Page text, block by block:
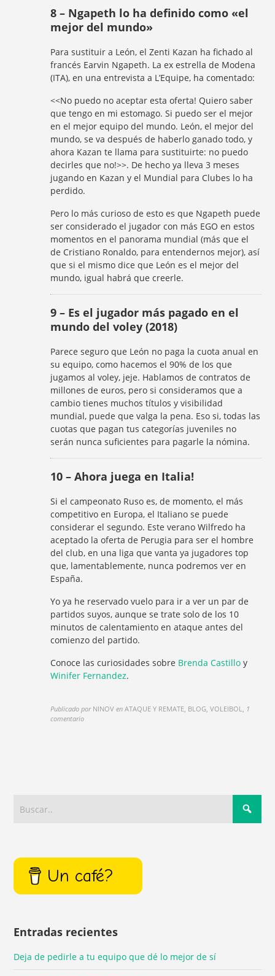
8 – Ngapeth lo ha definido como «el
mejor del mundo»
Para sustituir a León, el Zenti Kazan ha fichado al
francés Earvin Ngapeth. La ex estrella de Modena
(ITA), en una entrevista a L’Equipe, ha comentado:
<<No puedo no aceptar esta oferta! Quiero saber
que tengo en mi estomago. Si puedo ser el mejor
en el mejor equipo del mundo. León, el mejor del
mundo, se va después de haberlo ganado todo, y
ahora Kazan te llama para sustituirte: no puedo
decirles que no!>>. De hecho ya lleva 3 meses
jugando en Kazan y el Mundial para Clubes lo ha
perdido.
Pero lo más curioso de esto es que Ngapeth puede
ser considerado el jugador con más EGO en estos
momentos en el panorama mundial (más que el
de Cristiano Ronaldo, para entendernos mejor), así
que si el mismo dice que León es el mejor del
mundo, igual habrá que creerle.
9 – Es el jugador más pagado en el
mundo del voley (2018)
Parece seguro que León no paga la cuota anual en
su equipo, como hacemos el 90% de los que
jugamos al voley, jeje. Hablamos de contratos de
millones de euros, pero si consideramos que a
cambio tienes muchos títulos y visibilidad
mundial, puede que valga la pena. Eso si, todas las
cuotas que pagan tus categorías juveniles no
serán nunca suficientes para pagarle la nómina.
10 – Ahora juega en Italia!
Si el campeonato Ruso es, de momento, el más
competitivo en Europa, el Italiano se puede
considerar el segundo. Este verano Wilfredo ha
aceptado la oferta de Perugia para ser el hombre
del club, en una liga que vanta ya jugadores top
que, lamentablemente, nunca podremos ver en
España.
Yo ya he reservado vuelo para ir a ver un par de
partidos suyos, aunque se trate solo de los 10
minutos de calentamiento en ataque antes del
comienzo del partido.
Conoce las curiosidades sobre Brenda Castillo y
Winifer Fernandez.
Publicado por NINOV en ATAQUE Y REMATE, BLOG, VOLEIBOL, 1
comentario
Un café?
Entradas recientes
Deja de pedirle a tu equipo que dé lo mejor de sí